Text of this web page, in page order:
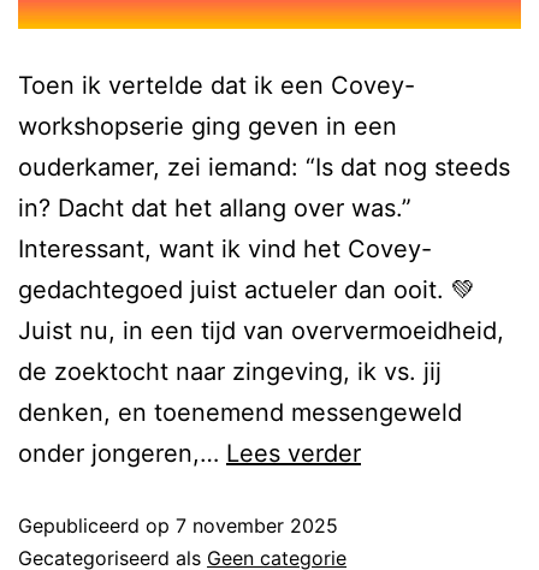
Toen ik vertelde dat ik een Covey-
workshopserie ging geven in een
ouderkamer, zei iemand: “Is dat nog steeds
in? Dacht dat het allang over was.”
Interessant, want ik vind het Covey-
gedachtegoed juist actueler dan ooit. 💚
Juist nu, in een tijd van oververmoeidheid,
de zoektocht naar zingeving, ik vs. jij
denken, en toenemend messengeweld
onder jongeren,… Lees verder
Gepubliceerd op 7 november 2025
Gecategoriseerd als Geen categorie